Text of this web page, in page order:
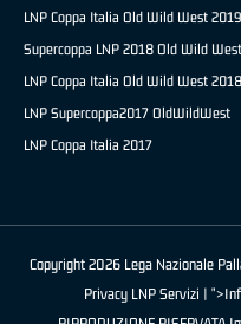
LNP Coppa Italia Old Wild West 2019
Supercoppa LNP 2018 Old Wild West
LNP Coppa Italia Old Wild West 2018
LNP Supercoppa2017 OldWildWest
LNP Coppa Italia 2017
Copyright 2026 Lega Nazionale
Privacy LNP Servizi |